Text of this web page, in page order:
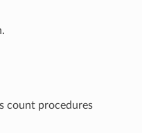
count procedures